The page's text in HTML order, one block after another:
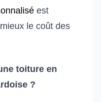
est
le coût des
toiture en
?